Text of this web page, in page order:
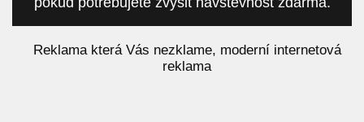
Reklama která Vás nezklame, moderní internetová
reklama